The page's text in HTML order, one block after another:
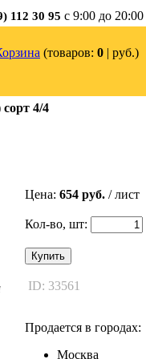
112 30 95 с 9:00 до 20:00
(товаров: 0 | руб.)
4/4
Цена: 654 руб. / лист
Кол-во, шт:
Купить
ID: 33561
Продается в городах:
Москва